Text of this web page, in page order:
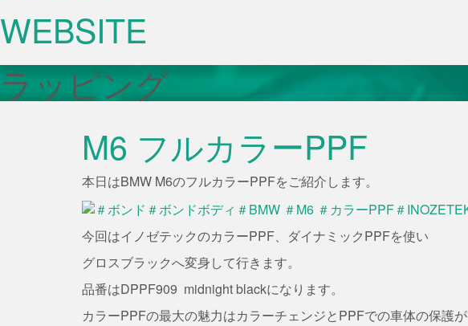
WEBSITE
ラッピング
M6 フルカラーPPF
本日はBMW M6のフルカラーPPFをご紹介します。
今回はイノゼテックのカラーPPF、ダイナミックPPFを使い
グロスブラックへ変身して行きます。
品番はDPPF909 midnight blackになります。
カラーPPFの最大の魅力はカラーチェンジとPPFでの車体の保護が